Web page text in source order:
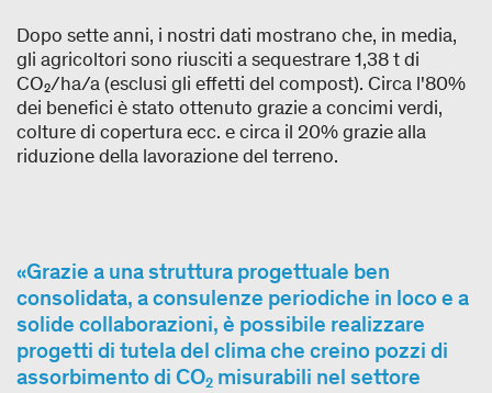
Dopo sette anni, i nostri dati mostrano che, in media,
gli agricoltori sono riusciti a sequestrare 1,38 t di
CO₂/ha/a (esclusi gli effetti del compost). Circa l'80%
dei benefici è stato ottenuto grazie a concimi verdi,
colture di copertura ecc. e circa il 20% grazie alla
riduzione della lavorazione del terreno.
Grazie a una struttura progettuale ben
consolidata, a consulenze periodiche in loco e a
solide collaborazioni, è possibile realizzare
progetti di tutela del clima che creino pozzi di
assorbimento di CO₂ misurabili nel settore